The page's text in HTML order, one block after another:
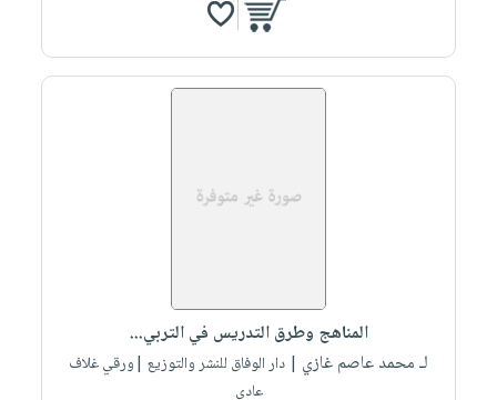
المناهج وطرق التدريس في التربي...
لـ محمد عاصم غازي | دار الوفاق للنشر والتوزيع |ورقي غلاف
عادي